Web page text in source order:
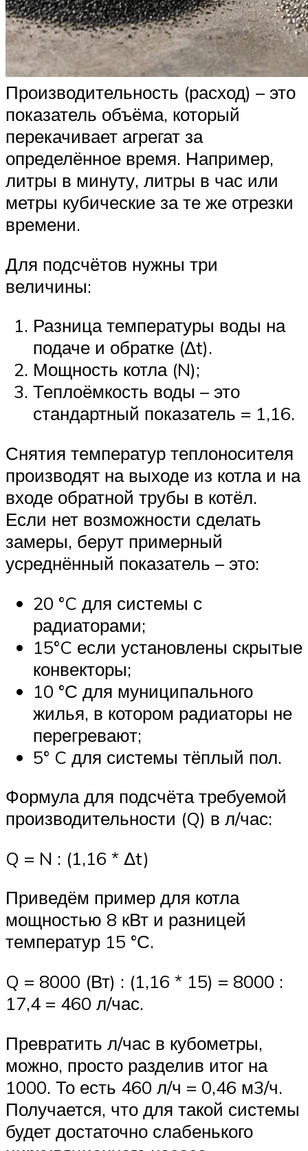
Производительность (расход) – это
показатель объёма, который
перекачивает агрегат за
определённое время. Например,
литры в минуту, литры в час или
метры кубические за те же отрезки
времени.
Для подсчётов нужны три
величины:
Разница температуры воды на
подаче и обратке (Δt).
Мощность котла (N);
Теплоёмкость воды – это
стандартный показатель = 1,16.
Снятия температур теплоносителя
производят на выходе из котла и на
входе обратной трубы в котёл.
Если нет возможности сделать
замеры, берут примерный
усреднённый показатель – это:
20 °C для системы с
радиаторами;
15°C если установлены скрытые
конвекторы;
10 °С для муниципального
жилья, в котором радиаторы не
перегревают;
5° C для системы тёплый пол.
Формула для подсчёта требуемой
производительности (Q) в л/час:
Q = N : (1,16 * Δt)
Приведём пример для котла
мощностью 8 кВт и разницей
температур 15 °С.
Q = 8000 (Вт) : (1,16 * 15) = 8000 :
17,4 = 460 л/час.
Превратить л/час в кубометры,
можно, просто разделив итог на
1000. То есть 460 л/ч = 0,46 м3/ч.
Получается, что для такой системы
будет достаточно слабенького